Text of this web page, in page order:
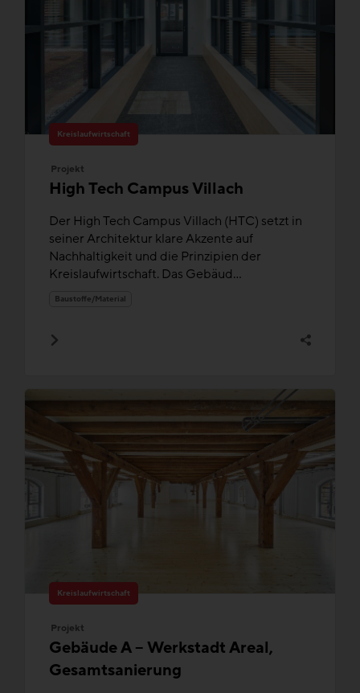
Kreislaufwirtschaft
Projekt
High Tech Campus Villach
Der High Tech Campus Villach (HTC) setzt in
seiner Architektur klare Akzente auf
Nachhaltigkeit und die Prinzipien der
Kreislaufwirtschaft. Das Gebäud...
Baustoffe/Material
Kreislaufwirtschaft
Projekt
Gebäude A – Werkstadt Areal,
Gesamtsanierung